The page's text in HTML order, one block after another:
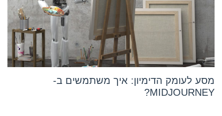
מסע לעומק הדימיון: איך משתמשים ב-
MIDJOURNEY?